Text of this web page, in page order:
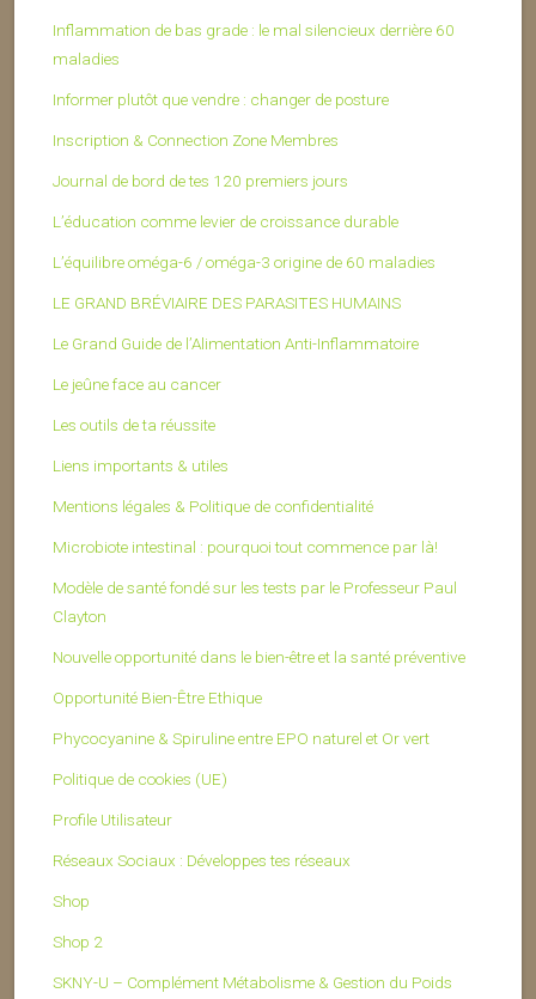
Inflammation de bas grade : le mal silencieux derrière 60
maladies
Informer plutôt que vendre : changer de posture
Inscription & Connection Zone Membres
Journal de bord de tes 120 premiers jours
L’éducation comme levier de croissance durable
L’équilibre oméga-6 / oméga-3 origine de 60 maladies
LE GRAND BRÉVIAIRE DES PARASITES HUMAINS
Le Grand Guide de l’Alimentation Anti-Inflammatoire
Le jeûne face au cancer
Les outils de ta réussite
Liens importants & utiles
Mentions légales & Politique de confidentialité
Microbiote intestinal : pourquoi tout commence par là!
Modèle de santé fondé sur les tests par le Professeur Paul
Clayton
Nouvelle opportunité dans le bien-être et la santé préventive
Opportunité Bien-Être Ethique
Phycocyanine & Spiruline entre EPO naturel et Or vert
Politique de cookies (UE)
Profile Utilisateur
Réseaux Sociaux : Développes tes réseaux
Shop
Shop 2
SKNY-U – Complément Métabolisme & Gestion du Poids